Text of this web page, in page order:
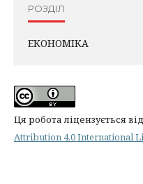
РОЗДІЛ
ЕКОНОМІКА
Ця робота ліцензується
Attribution 4.0 International